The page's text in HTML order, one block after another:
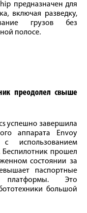
предназначен для
включая разведку,
грузов без
полосе.
преодолел свыше
успешно завершила
аппарата Envoy
использованием
Беспилотник прошел
состоянии за
паспортные
платформы. Это
большой